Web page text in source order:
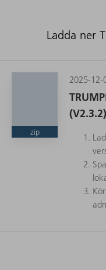
Ladda ner
zip
2025-12-
(V2.3.2)